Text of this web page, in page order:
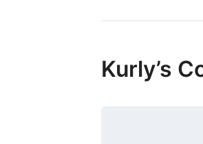
Kurly’s